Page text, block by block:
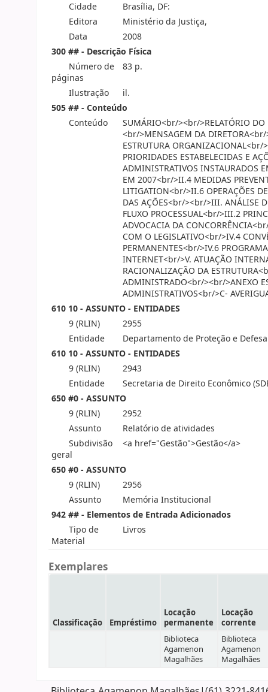
Cidade
Brasília, DF:
Editora
Ministério da Justiça,
Data
2008
300 ## - Descrição Física
Número de
páginas
83 p.
Ilustração
il.
505 ## - Conteúdo
Conteúdo
SUMÁRIO<br/><br/>RELATÓRIO DO
<br/>MENSAGEM DA
ESTRUTURA
PRIORIDADES ESTABELECIDAS E
ADMINISTRATIVOS INSTAURADOS
EM 2007<br/>II.4 MEDIDAS
LITIGATION<br/>II.6 OPERAÇÕES
DAS AÇÕES<br/><br/>III. ANÁLISE
FLUXO PROCESSUAL<br/>III.2
ADVOCACIA DA
COM O LEGISLATIVO<br/>IV.4
PERMANENTES<br/>IV.6
INTERNET<br/>V. ATUAÇÃO
RACIONALIZAÇÃO DA
ADMINISTRADO<br/><br/>ANEXO
ADMINISTRATIVOS<br/>C-
610 10 - ASSUNTO - ENTIDADES
9 (RLIN)
2955
Entidade
Departamento de Proteção e
610 10 - ASSUNTO - ENTIDADES
9 (RLIN)
2943
Entidade
Secretaria de Direito Econômico
650 #0 - ASSUNTO
9 (RLIN)
2952
Assunto
Relatório de atividades
Subdivisão
geral
<a href="Gestão">Gestão</a>
650 #0 - ASSUNTO
9 (RLIN)
2956
Assunto
Memória Institucional
942 ## - Elementos de Entrada Adicionados
Tipo de
Material
Livros
Exemplares
Classificação Empréstimo
Locação
permanente
Locação
corrente
Biblioteca
Agamenon
Magalhães
Biblioteca
Agamenon
Magalhães